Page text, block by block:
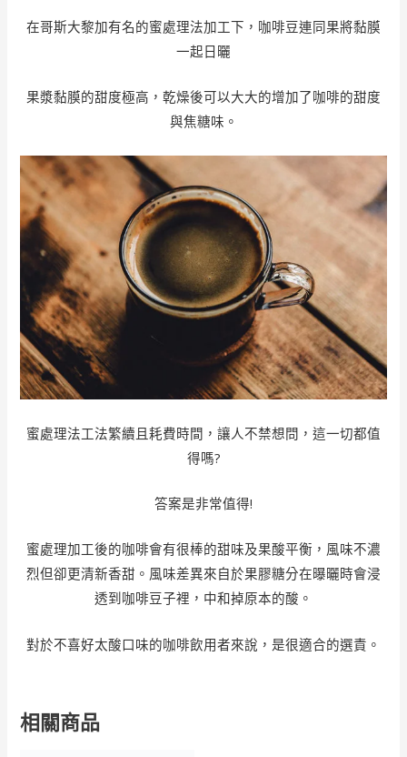
在哥斯大黎加有名的蜜處理法加工下，咖啡豆連同果將黏膜
一起日曬
果漿黏膜的甜度極高，乾燥後可以大大的增加了咖啡的甜度
與焦糖味。
蜜處理法工法繁續且耗費時間，讓人不禁想問，這一切都值
得嗎?
答案是非常值得!
蜜處理加工後的咖啡會有很棒的甜味及果酸平衡，風味不濃
烈但卻更清新香甜。風味差異來自於果膠糖分在曝曬時會浸
透到咖啡豆子裡，中和掉原本的酸。
對於不喜好太酸口味的咖啡飲用者來說，是很適合的選責。
相關商品